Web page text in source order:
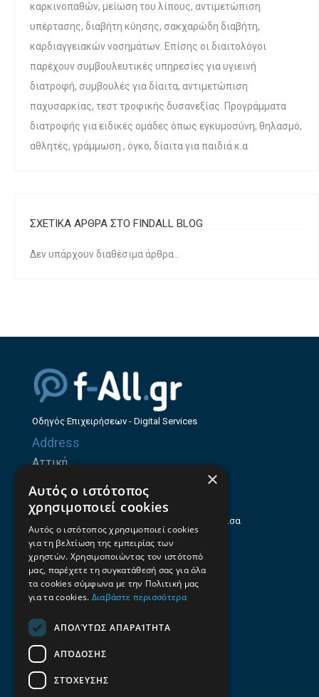
καρκινοπαθών, μείωση του λίπους, αντιμετώπιση
υπέρτασης, διαβήτη κύησης, σακχαρώδη διαβήτη,
καρδιαγγειακών νοσημάτων. Επίσης οι διαιτολόγοι
παρέχουν συμβουλευτικές υπηρεσίες για υγιεινή
διατροφή, συμβουλές για δίαιτα, αντιμετώπιση
παχυσαρκίας, τεστ τροφικής δυσανεξίας. Προγράμματα
διατροφής για ειδικές ομάδες όπως εγκυμοσύνη, θηλασμό,
αθλητές, γράμμωση , όγκο, δίαιτα για παιδιά κ.α
ΣΧΕΤΙΚΑ ΑΡΘΡΑ ΣΤΟ FINDALL BLOG
Δεν υπάρχουν διαθέσιμα άρθρα...
Οδηγός Επιχειρήσεων - Digital Services
Address
Αττική
Θεσσαλία
Ηρώων Πολυτεχνείου 214 (1ος Όροφος), Λάρισα
Επαγγελματικός οδηγός Λάρισας
Emails
Contacts
+30 2106100088
+30 2410533884
×
Αυτός ο ιστότοπος
χρησιμοποιεί cookies
Αυτός ο ιστότοπος χρησιμοποιεί cookies
για τη βελτίωση της εμπειρίας των
χρηστών. Χρησιμοποιώντας τον ιστότοπό
μας, παρέχετε τη συγκατάθεσή σας για όλα
τα cookies σύμφωνα με την Πολιτική μας
για τα cookies. Διαβάστε περισσότερα
ΑΠΟΛΎΤΩΣ ΑΠΑΡΑΊΤΗΤΑ
ΑΠΌΔΟΣΗΣ
ΣΤΌΧΕΥΣΗΣ